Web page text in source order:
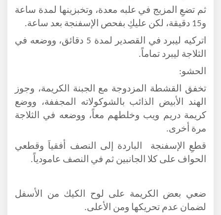
ثم تضعِ المزيج في علبه معدة، وتخبزينها لمدة ساعة
و15 دقيقة، لكن عليكِ بفحص الإسفنجة بعد ساعة.
اتركيه ليبرد في القصدير لمدة 5 دقائق، ووضعه في
الثلاجة ليبرد تماماً.
الحشو:
تخفق القشطة المزدوجة مع الجبنة الكريمة، وجوز
الهند الأبيض الذائب بالشوكولاته المجففة، ووضع
كريمة دريم ويب وخلطهم معاً، ووضعه في الثلاجة
مرة أخرى.
قطعِ الإسفنجة الباردة إلى النصف أفقياَ وقطعي
الحواف على كلا الجانبين ثم في النصف عامودياً.
ضعي بعض الكريمة على لوح الكيك من الأسفل
لضمان عدم تحريكها ومن الأعلى.